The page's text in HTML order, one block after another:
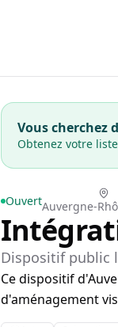
Vous cherchez
Obtenez votre
OuvertAuvergne-
Dispositif public
Ce dispositif
d'aménagement